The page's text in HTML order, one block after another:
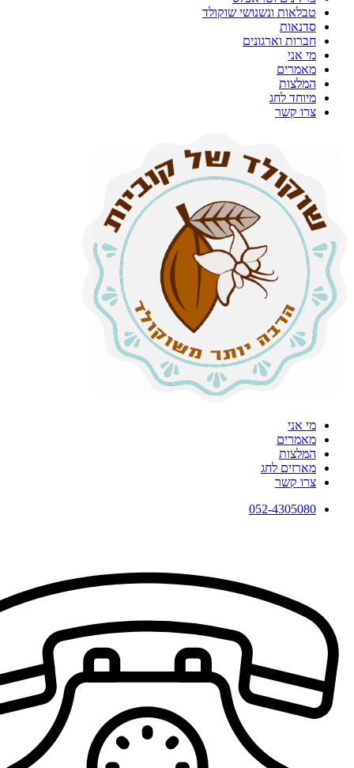
טבלאות ונשנושי שוקולד
סדנאות
חברות וארגונים
מי אני
מאמרים
המלצות
מיוחד לחג
צרו קשר
מי אני
מאמרים
המלצות
מארזים לחג
צרו קשר
052-4305080